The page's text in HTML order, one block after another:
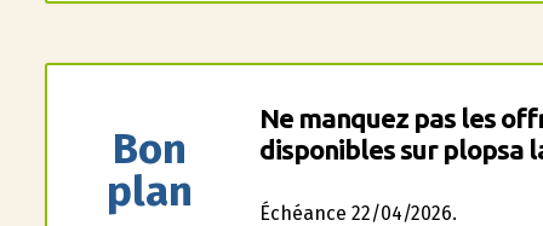
Bon
plan
Ne manquez pas les
disponibles sur plopsa
Échéance 22/04/2026.